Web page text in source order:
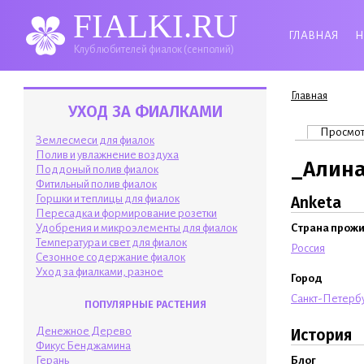
FIALKI.RU
Клуб любителей фиалок (сенполий)
ГЛАВНАЯ
УХОД ЗА ФИАЛКАМИ
Землесмеси для фиалок
Полив и увлажнение воздуха
Поддоный полив фиалок
Фитильный полив фиалок
Горшки и теплицы для фиалок
Пересадка и формирование розетки
Удобрения и микроэлементы для фиалок
Температура и свет для фиалок
Сезонное содержание фиалок
Уход за фиалками, разное
ПОПУЛЯРНЫЕ РАСТЕНИЯ
Денежное Дерево
Фикус Бенджамина
Герань
Вы здесь
Главная
Главные
Anketa
Страна
Россия
Город
Санкт-
История
Блог